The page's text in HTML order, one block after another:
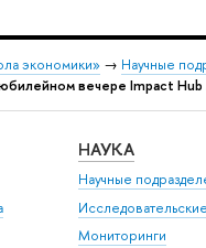
экономики» → Научные
вечере Impact
НАУКА
Научные
Мониторинги